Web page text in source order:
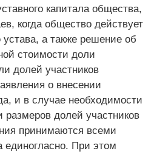
капитала общества,
когда общество действует
устава, а также решение об
стоимости доли
долей участников
о внесении
и в случае необходимости
долей участников
принимаются всеми
единогласно. При этом